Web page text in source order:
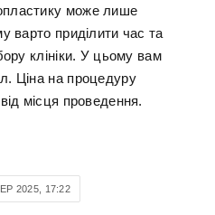
може лише
варто приділити час та
клініки. У цьому вам
Ціна на процедуру
місця проведення.
2025, 17:22